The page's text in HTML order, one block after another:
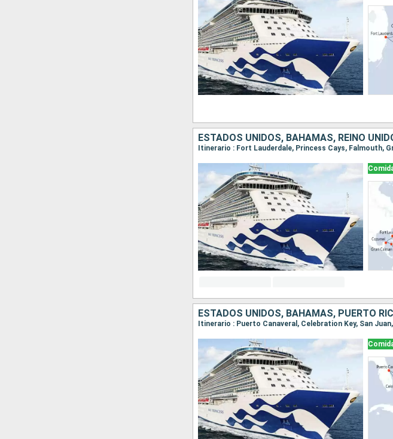
ESTADOS UNIDOS, BAHAMAS, REINO
Itinerario : Fort Lauderdale, Princess Cays, Falmouth,
ESTADOS UNIDOS, BAHAMAS, PUERTO
Itinerario : Puerto Canaveral, Celebration Key, San